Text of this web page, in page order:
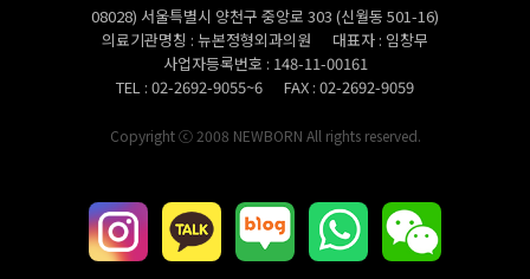
08028) 서울특별시 양천구 중앙로 303 (신월동 501-16)
의료기관명칭 뉴본정형외과의원 대표자 임창무
사업자등록번호 148-11-00161
TEL
02-2692-9055~6 FAX 02-2692-9059
Copyright ⓒ 2008 NEWBORN All rights reserved.